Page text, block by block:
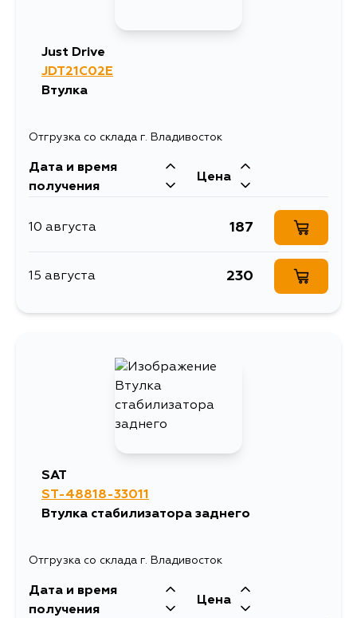
Just Drive
JDT21C02E
Втулка
Отгрузка со склада г. Владивосток
Дата и время
получения
Цена
10 августа 187
15 августа 230
SAT
ST-48818-33011
Втулка стабилизатора заднего
Отгрузка со склада г. Владивосток
Дата и время
получения
Цена